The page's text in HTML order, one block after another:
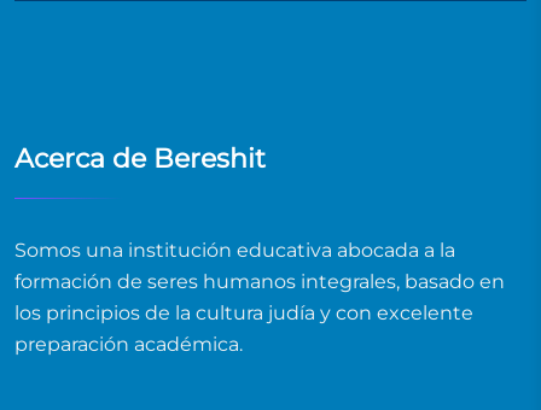
Acerca de Bereshit
Somos una institución educativa abocada a la
formación de seres humanos integrales, basado en
los principios de la cultura judía y con excelente
preparación académica.